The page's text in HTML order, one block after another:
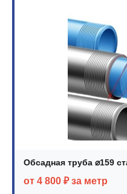
Обсадная труба ⌀159
от 4 800 ₽ за метр